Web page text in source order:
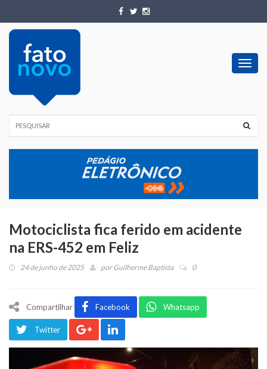
Motociclista fica ferido em acidente
na ERS-452 em Feliz
24 de junho de 2025 porGuilherme Baptista 0
Compartilhar Facebook Whatsapp
Twitter